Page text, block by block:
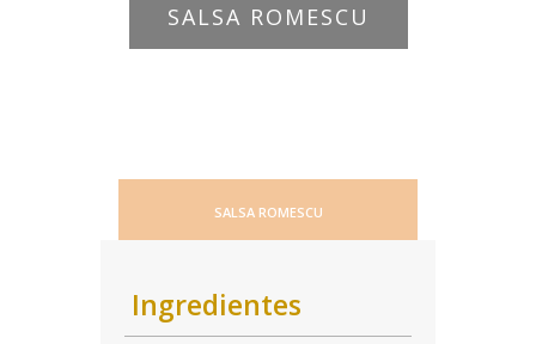
SALSA ROMESCU
SALSA ROMESCU
Ingredientes